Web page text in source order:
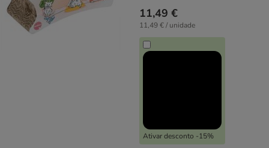
11,49 €
11,49 € / unidade
Ativar desconto -15%